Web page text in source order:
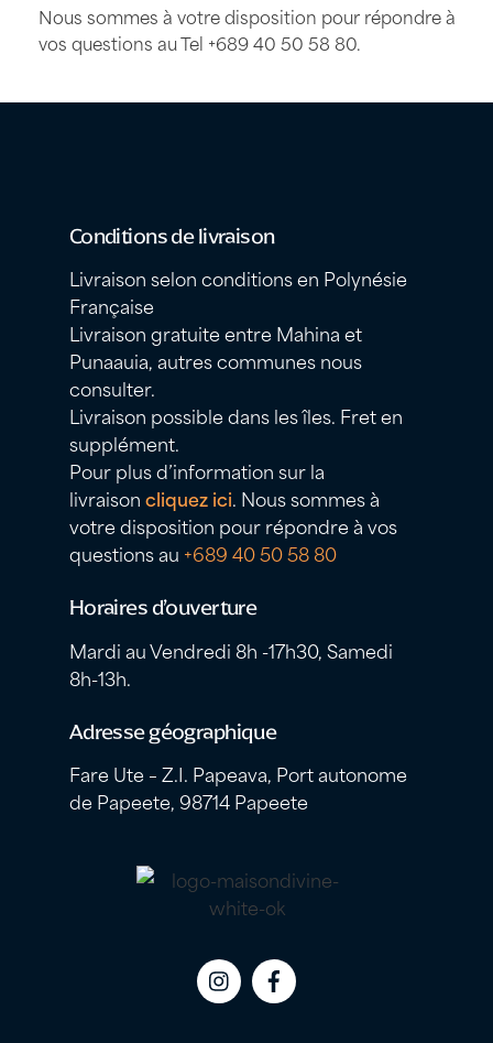
Nous sommes à votre disposition pour répondre à
vos questions au Tel +689 40 50 58 80.
Conditions de livraison
Livraison selon conditions en Polynésie
Française
Livraison gratuite entre Mahina et
Punaauia, autres communes nous
consulter.
Livraison possible dans les îles. Fret en
supplément.
Pour plus d’information sur la
livraisoncliquez ici. Nous sommes à
votre disposition pour répondre à vos
questions au +689 40 50 58 80
Horaires d’ouverture
Mardi au Vendredi 8h -17h30, Samedi
8h-13h.
Adresse géographique
Fare Ute – Z.I. Papeava, Port autonome
de Papeete, 98714 Papeete
Icon
Icon